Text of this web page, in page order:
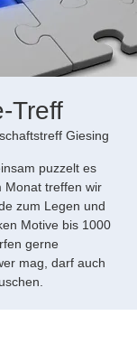
Treff
Giesing
puzzelt es
Monat treffen wir
zum Legen und
Motive bis 1000
gerne
mag, darf auch